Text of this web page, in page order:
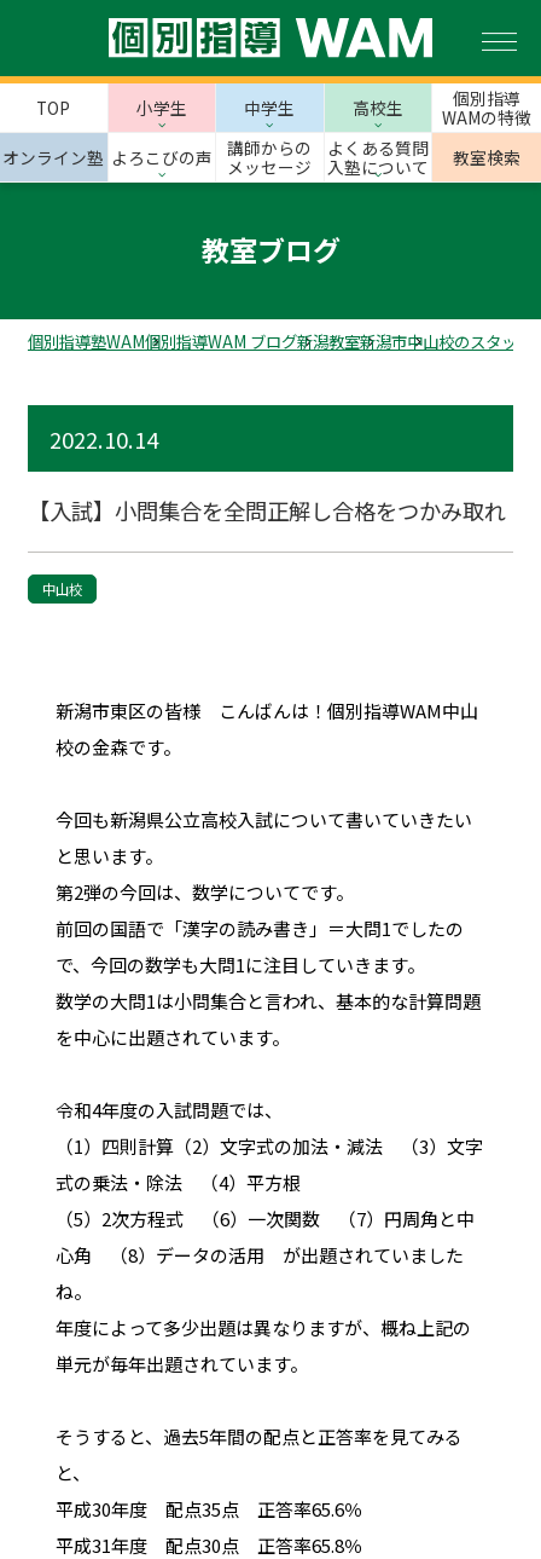
TOP 小学生 中学生 高校生
個別指導
WAMの特徴
オンライン塾 よろこびの声
講師からの
メッセージ
よくある質問
入塾について
教室検索
教室ブログ
個別指導塾WAM個別指導WAM ブログ新潟教室新潟市中山校のスタッフ
2022.10.14
【入試】小問集合を全問正解し合格をつかみ取れ
中山校
新潟市東区の皆様 こんばんは！個別指導WAM中山
校の金森です。
今回も新潟県公立高校入試について書いていきたい
と思います。
第2弾の今回は、数学についてです。
前回の国語で「漢字の読み書き」＝大問1でしたの
で、今回の数学も大問1に注目していきます。
数学の大問1は小問集合と言われ、基本的な計算問題
を中心に出題されています。
令和4年度の入試問題では、
（1）四則計算（2）文字式の加法・減法 （3）文字
式の乗法・除法 （4）平方根
（5）2次方程式 （6）一次関数 （7）円周角と中
心角 （8）データの活用 が出題されていました
ね。
年度によって多少出題は異なりますが、概ね上記の
単元が毎年出題されています。
そうすると、過去5年間の配点と正答率を見てみる
と、
平成30年度 配点35点 正答率65.6％
平成31年度 配点30点 正答率65.8％